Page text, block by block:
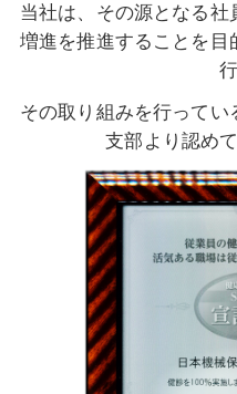
当社は、その源となる社
増進を推進することを目
その取り組みを行って
支部より認め